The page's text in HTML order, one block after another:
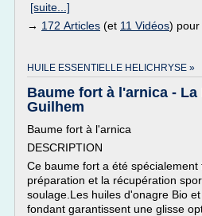
[suite...]
→ 172 Articles (et 11 Vidéos) pour
HUILE ESSENTIELLE HELICHRYSE »
Baume fort à l'arnica -
Guilhem
Baume fort à l'arnica
DESCRIPTION
Ce baume fort a été
préparation et la récupération
soulage.Les huiles d'onagre Bio
fondant garantissent une glisse